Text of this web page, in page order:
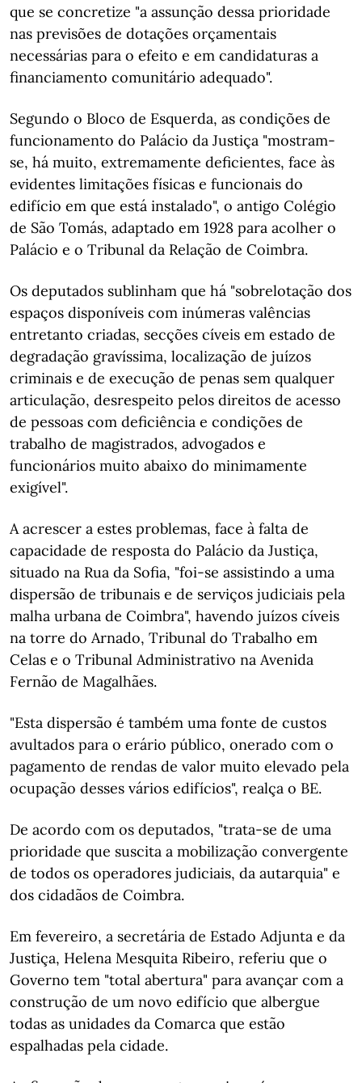
que se concretize "a assunção dessa prioridade
nas previsões de dotações orçamentais
necessárias para o efeito e em candidaturas a
financiamento comunitário adequado".
Segundo o Bloco de Esquerda, as condições de
funcionamento do Palácio da Justiça "mostram-
se, há muito, extremamente deficientes, face às
evidentes limitações físicas e funcionais do
edifício em que está instalado", o antigo Colégio
de São Tomás, adaptado em 1928 para acolher o
Palácio e o Tribunal da Relação de Coimbra.
Os deputados sublinham que há "sobrelotação dos
espaços disponíveis com inúmeras valências
entretanto criadas, secções cíveis em estado de
degradação gravíssima, localização de juízos
criminais e de execução de penas sem qualquer
articulação, desrespeito pelos direitos de acesso
de pessoas com deficiência e condições de
trabalho de magistrados, advogados e
funcionários muito abaixo do minimamente
exigível".
A acrescer a estes problemas, face à falta de
capacidade de resposta do Palácio da Justiça,
situado na Rua da Sofia, "foi-se assistindo a uma
dispersão de tribunais e de serviços judiciais pela
malha urbana de Coimbra", havendo juízos cíveis
na torre do Arnado, Tribunal do Trabalho em
Celas e o Tribunal Administrativo na Avenida
Fernão de Magalhães.
"Esta dispersão é também uma fonte de custos
avultados para o erário público, onerado com o
pagamento de rendas de valor muito elevado pela
ocupação desses vários edifícios", realça o BE.
De acordo com os deputados, "trata-se de uma
prioridade que suscita a mobilização convergente
de todos os operadores judiciais, da autarquia" e
dos cidadãos de Coimbra.
Em fevereiro, a secretária de Estado Adjunta e da
Justiça, Helena Mesquita Ribeiro, referiu que o
Governo tem "total abertura" para avançar com a
construção de um novo edifício que albergue
todas as unidades da Comarca que estão
espalhadas pela cidade.